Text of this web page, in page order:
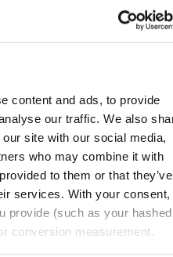
content and ads, to provide
our traffic. We also
site with our social media,
who may combine it with
to them or that they’ve
services. With your consent,
provide (such as your hashed
conversion measurement.
Targets
Björn Skjutmål |
Björnsida vänster
660 kr
Online: I lager